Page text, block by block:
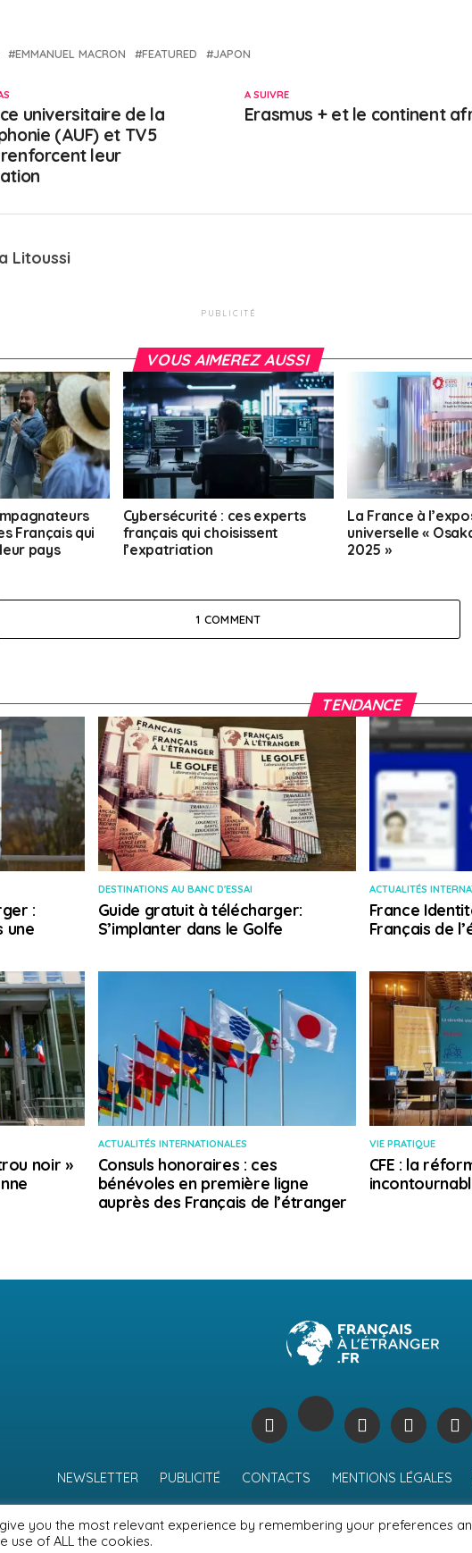
EMMANUEL MACRON FEATURED JAPON
A SUIVRE
Erasmus + et le continent
universitaire de la
(AUF) et TV5
leur
Litoussi
PUBLICITÉ
VOUS AIMEREZ AUSSI
Français qui
pays
Cybersécurité : ces experts
français qui choisissent
l’expatriation
La France à
universelle «
2025 »
1 COMMENT
TENDANCE
:
une
DESTINATIONS AU BANC D'ESSAI
Guide gratuit à télécharger:
S’implanter dans le Golfe
ACTUALITÉS
France
Français de
noir »
ACTUALITÉS INTERNATIONALES
Consuls honoraires : ces
bénévoles en première ligne
auprès des Français de l’étranger
VIE PRATIQUE
CFE : la
NEWSLETTER PUBLICITÉ CONTACTS MENTIONS LÉGALES
you the most relevant experience by remembering your preferences
use of ALL the cookies.